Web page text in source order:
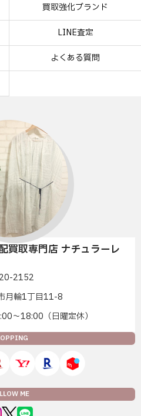
買取強化ブランド
LINE査定
よくある質問
買取専門店 ナチュラーレ
2152
月輪1丁目11-8
18:00（日曜定休）
ME